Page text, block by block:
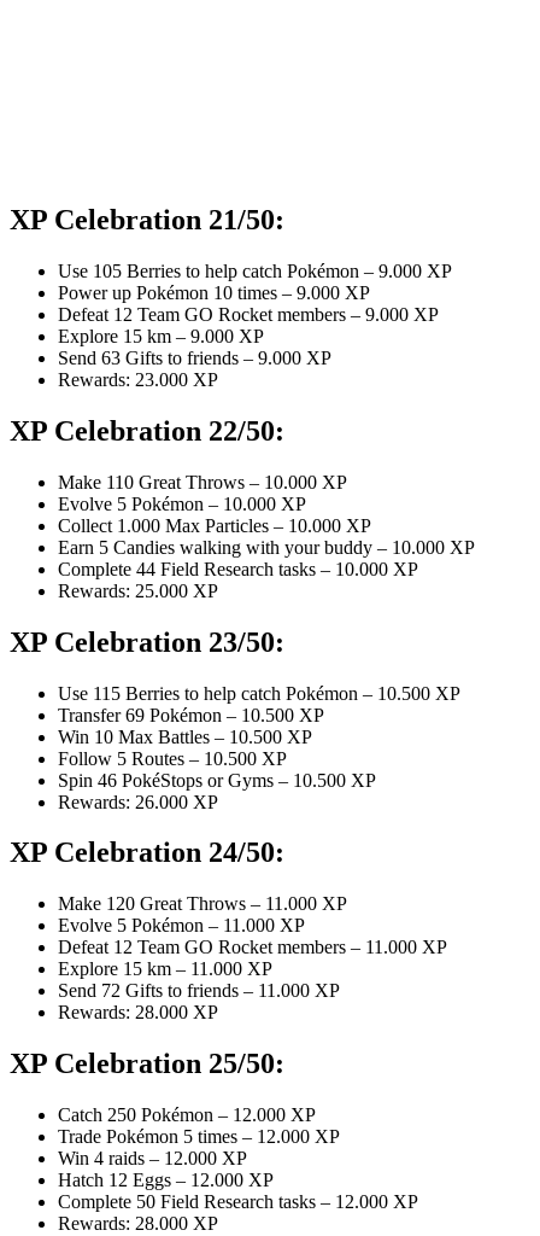
XP Celebration 21/50:
Use 105 Berries to help catch Pokémon – 9.000 XP
Power up Pokémon 10 times – 9.000 XP
Defeat 12 Team GO Rocket members – 9.000 XP
Explore 15 km – 9.000 XP
Send 63 Gifts to friends – 9.000 XP
Rewards: 23.000 XP
XP Celebration 22/50:
Make 110 Great Throws – 10.000 XP
Evolve 5 Pokémon – 10.000 XP
Collect 1.000 Max Particles – 10.000 XP
Earn 5 Candies walking with your buddy – 10.000 XP
Complete 44 Field Research tasks – 10.000 XP
Rewards: 25.000 XP
XP Celebration 23/50:
Use 115 Berries to help catch Pokémon – 10.500 XP
Transfer 69 Pokémon – 10.500 XP
Win 10 Max Battles – 10.500 XP
Follow 5 Routes – 10.500 XP
Spin 46 PokéStops or Gyms – 10.500 XP
Rewards: 26.000 XP
XP Celebration 24/50:
Make 120 Great Throws – 11.000 XP
Evolve 5 Pokémon – 11.000 XP
Defeat 12 Team GO Rocket members – 11.000 XP
Explore 15 km – 11.000 XP
Send 72 Gifts to friends – 11.000 XP
Rewards: 28.000 XP
XP Celebration 25/50:
Catch 250 Pokémon – 12.000 XP
Trade Pokémon 5 times – 12.000 XP
Win 4 raids – 12.000 XP
Hatch 12 Eggs – 12.000 XP
Complete 50 Field Research tasks – 12.000 XP
Rewards: 28.000 XP